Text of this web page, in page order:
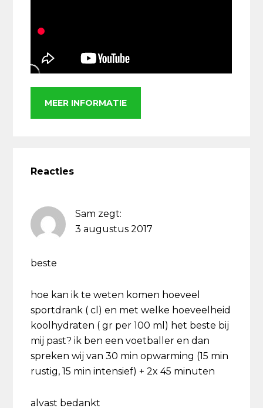
MEER INFORMATIE
Interacties
Reacties
Sam zegt:
3 augustus 2017
beste
hoe kan ik te weten komen hoeveel
sportdrank ( cl) en met welke hoeveelheid
koolhydraten ( gr per 100 ml) het beste bij
mij past? ik ben een voetballer en dan
spreken wij van 30 min opwarming (15 min
rustig, 15 min intensief) + 2x 45 minuten
alvast bedankt